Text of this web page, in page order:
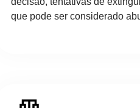
que pode ser considerado